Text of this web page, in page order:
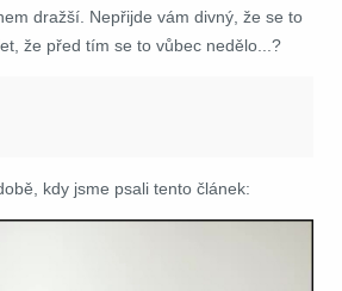
dražší. Nepřijde vám divný, že se to
že před tím se to vůbec nedělo...?
kdy jsme psali tento článek: